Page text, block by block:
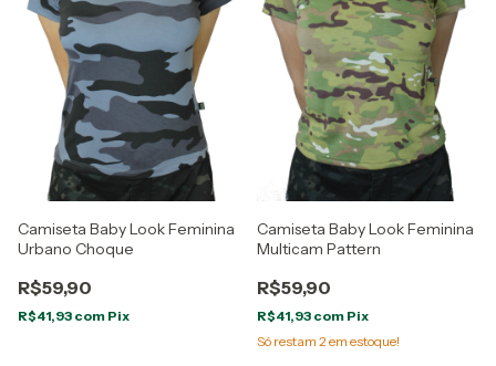
Camiseta Baby Look Feminina
Urbano Choque
R$59,90
R$41,93 com Pix
Camiseta Baby Look Feminina
Multicam Pattern
R$59,90
R$41,93 com Pix
Só restam 2em estoque!